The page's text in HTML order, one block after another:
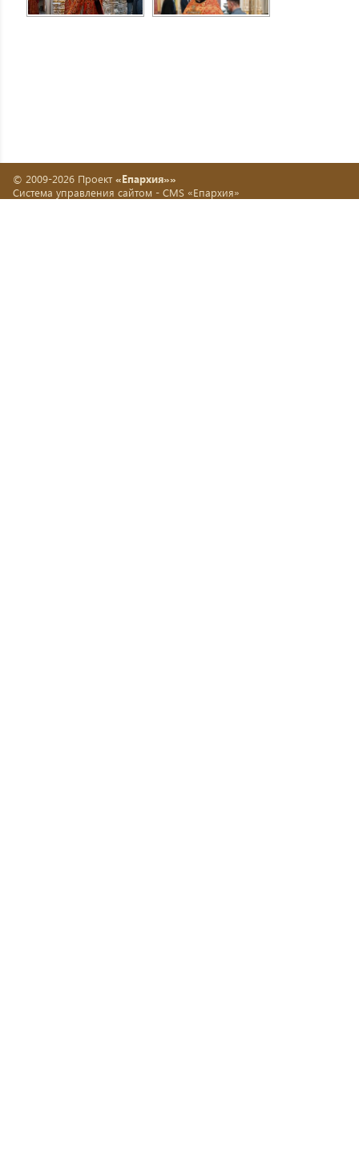
© 2009-2026 Проект «Епархия»»
Система управления сайтом - CMS «Епархия»